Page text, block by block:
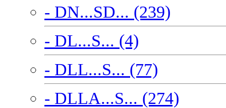
- DN...SD... (239)
- DL...S... (4)
- DLL...S... (77)
- DLLA...S... (274)